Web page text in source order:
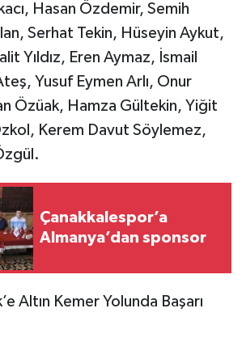
Hasan Özdemir, Semih
Serhat Tekin, Hüseyin Aykut,
Yıldız, Eren Aymaz, İsmail
Yusuf Eymen Arlı, Onur
Özüak, Hamza Gültekin, Yiğit
Kerem Davut Söylemez,
Çanakkalespor’a
Almanya’dan sponsor
Altın Kemer Yolunda Başarı